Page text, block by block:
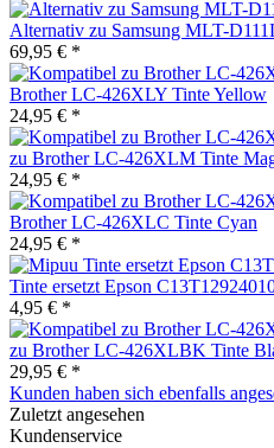
Alternativ zu Samsung MLT-
69,95 € *
Brother LC-426XLY Tinte Yellow
24,95 € *
zu Brother LC-426XLM Tinte
24,95 € *
Brother LC-426XLC Tinte Cyan
24,95 € *
Tinte ersetzt Epson
4,95 € *
zu Brother LC-426XLBK Tinte
29,95 € *
Kunden haben sich ebenfalls
Zuletzt angesehen
Kundenservice